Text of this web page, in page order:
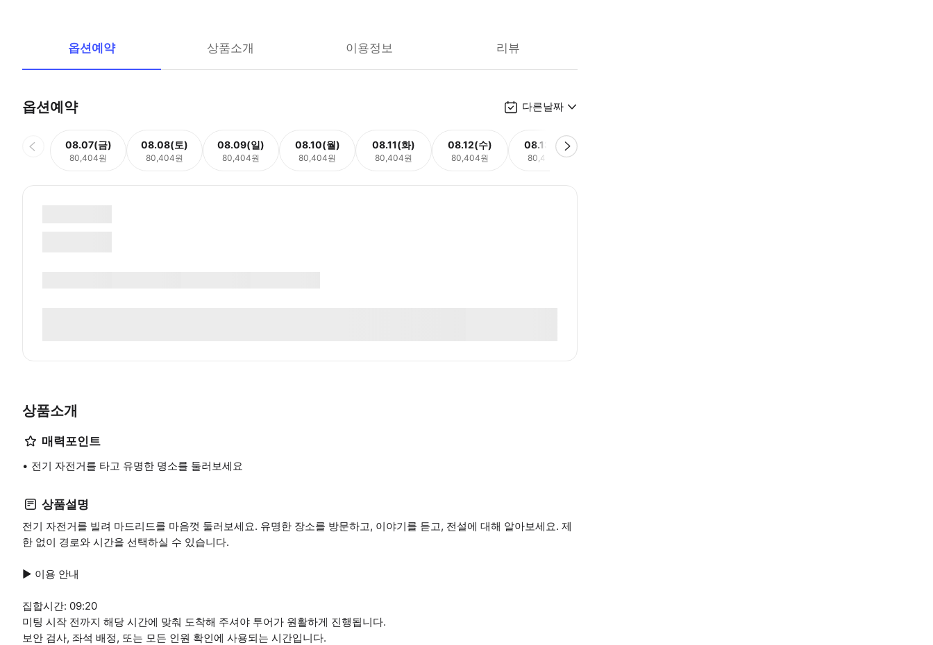
옵션예약 상품소개 이용정보 리뷰
옵션예약 다른날짜
08.07(금)
80,404원
08.08(토)
80,404원
08.09(일)
80,404원
08.10(월)
80,404원
08.11(화)
80,404원
08.12(수)
80,404원
08.13(목)
80,404원
상품소개
매력포인트
전기 자전거를 타고 유명한 명소를 둘러보세요
상품설명
전기 자전거를 빌려 마드리드를 마음껏 둘러보세요. 유명한 장소를 방문하고, 이야기를 듣고, 전설에 대해 알아보세요. 제
한 없이 경로와 시간을 선택하실 수 있습니다.
▶ 이용 안내
집합시간: 09:20
미팅 시작 전까지 해당 시간에 맞춰 도착해 주셔야 투어가 원활하게 진행됩니다.
보안 검사, 좌석 배정, 또는 모든 인원 확인에 사용되는 시간입니다.